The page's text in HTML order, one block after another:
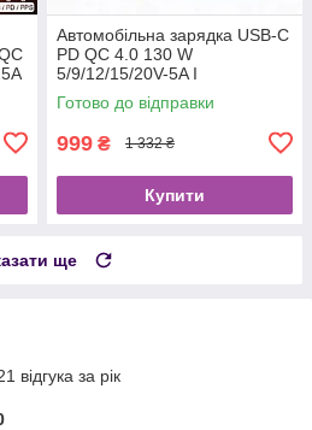
Автомобільна зарядка USB-C
PD QC 4.0 130 W
5/9/12/15/20V-5A І
НОУТБУКІВ
Готово до відправки
999 ₴ 1 332 ₴
Купити
ще
відгука за рік